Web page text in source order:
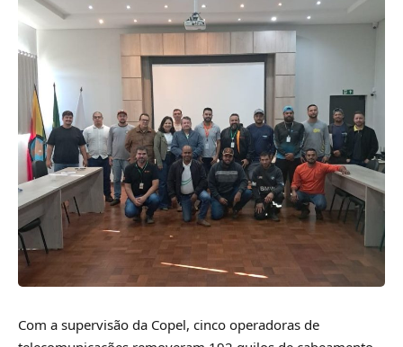
Com a supervisão da Copel, cinco operadoras de